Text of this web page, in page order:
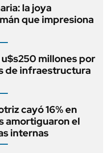
la joya
que impresiona
millones por
de infraestructura
cayó 16% en
amortiguaron el
internas